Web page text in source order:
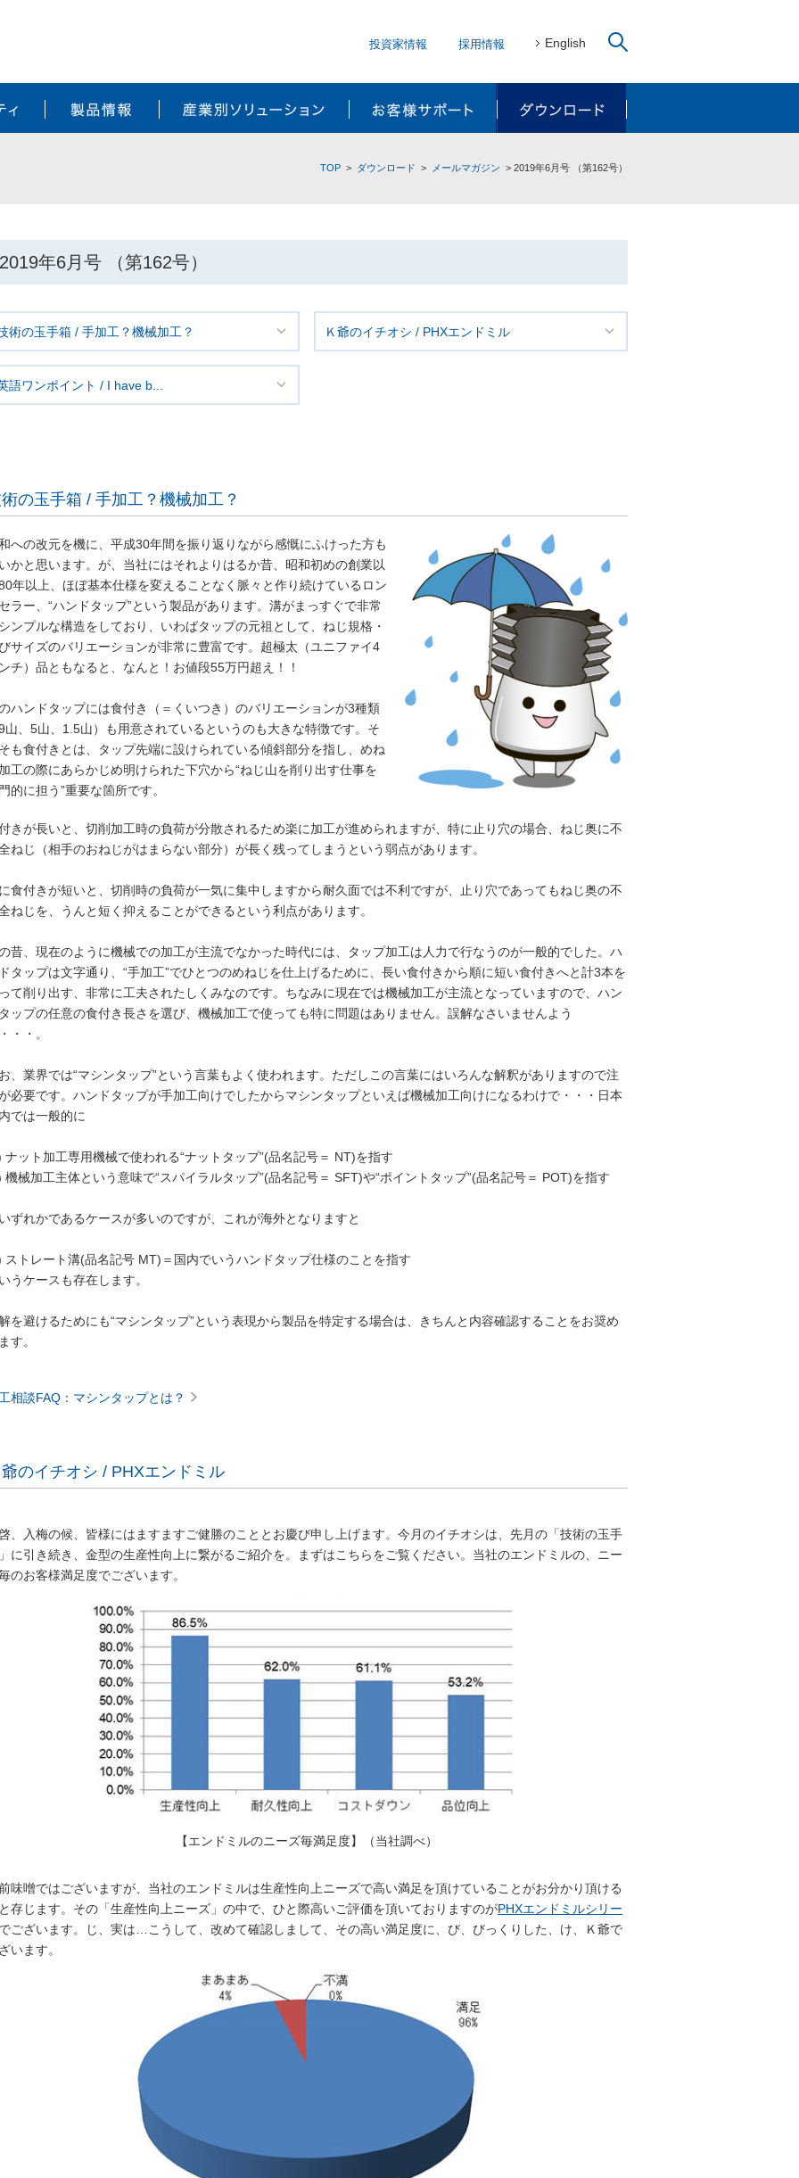
投資家情報 採用情報 English
TOP ダウンロード メールマガジン 2019年6月号 （第162号）
2019年6月号 （第162号）
術の玉手箱 / 手加工？機械加工？ Ｋ爺のイチオシ / PHXエンドミル
語ワンポイント / I have b...
の玉手箱 / 手加工？機械加工？
への改元を機に、平成30年間を振り返りながら感慨にふけった方も
かと思います。が、当社にはそれよりはるか昔、昭和初めの創業以
年以上、ほぼ基本仕様を変えることなく脈々と作り続けているロン
ラー、“ハンドタップ”という製品があります。溝がまっすぐで非常
ンプルな構造をしており、いわばタップの元祖として、ねじ規格・
サイズのバリエーションが非常に豊富です。超極太（ユニファイ4
チ）品ともなると、なんと！お値段55万円超え！！
ハンドタップには食付き（＝くいつき）のバリエーションが3種類
9山、5山、1.5山）も用意されているというのも大きな特徴です。そ
も食付きとは、タップ先端に設けられている傾斜部分を指し、めね
工の際にあらかじめ明けられた下穴から“ねじ山を削り出す仕事を
的に担う”重要な箇所です。
きが長いと、切削加工時の負荷が分散されるため楽に加工が進められますが、特に止り穴の場合、ねじ奥に不
ねじ（相手のおねじがはまらない部分）が長く残ってしまうという弱点があります。
食付きが短いと、切削時の負荷が一気に集中しますから耐久面では不利ですが、止り穴であってもねじ奥の不
ねじを、うんと短く抑えることができるという利点があります。
昔、現在のように機械での加工が主流でなかった時代には、タップ加工は人力で行なうのが一般的でした。ハ
タップは文字通り、“手加工”でひとつのめねじを仕上げるために、長い食付きから順に短い食付きへと計3本を
て削り出す、非常に工夫されたしくみなのです。ちなみに現在では機械加工が主流となっていますので、ハン
タップの任意の食付き長さを選び、機械加工で使っても特に問題はありません。誤解なさいませんよう
・・。
、業界では“マシンタップ”という言葉もよく使われます。ただしこの言葉にはいろんな解釈がありますので注
必要です。ハンドタップが手加工向けでしたからマシンタップといえば機械加工向けになるわけで・・・日本
では一般的に
ナット加工専用機械で使われる“ナットタップ”(品名記号＝ NT)を指す
機械加工主体という意味で“スパイラルタップ”(品名記号＝ SFT)や“ポイントタップ”(品名記号＝ POT)を指す
ずれかであるケースが多いのですが、これが海外となりますと
ストレート溝(品名記号 MT)＝国内でいうハンドタップ仕様のことを指す
うケースも存在します。
を避けるためにも“マシンタップ”という表現から製品を特定する場合は、きちんと内容確認することをお奨め
す。
相談FAQ：マシンタップとは？
爺のイチオシ / PHXエンドミル
、入梅の候、皆様にはますますご健勝のこととお慶び申し上げます。今月のイチオシは、先月の「技術の玉手
に引き続き、金型の生産性向上に繋がるご紹介を。まずはこちらをご覧ください。当社のエンドミルの、ニー
のお客様満足度でございます。
【エンドミルのニーズ毎満足度】（当社調べ）
味噌ではございますが、当社のエンドミルは生産性向上ニーズで高い満足を頂けていることがお分かり頂ける
存じます。その「生産性向上ニーズ」の中で、ひと際高いご評価を頂いておりますのがPHXエンドミルシリー
でございます。じ、実は…こうして、改めて確認しまして、その高い満足度に、び、びっくりした、け、Ｋ爺で
います。